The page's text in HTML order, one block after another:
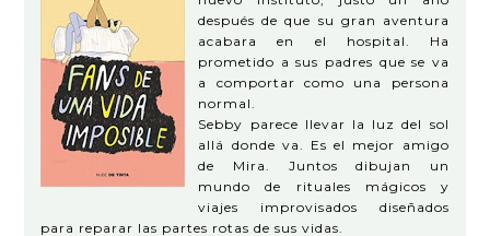
después de que su gran aventura
acabara en el hospital. Ha
prometido a sus padres que se va
a comportar como una persona
normal.
Sebby parece llevar la luz del sol
allá donde va. Es el mejor amigo
de Mira. Juntos dibujan un
mundo de rituales mágicos y
viajes improvisados diseñados
para reparar las partes rotas de sus vidas.